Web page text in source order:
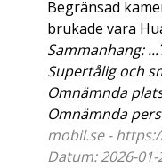
Begränsad
brukade vara
Sammanhang: ...
Supertålig och
Omnämnda
Omnämnda
mobil.se -
Datum: 2026-01-